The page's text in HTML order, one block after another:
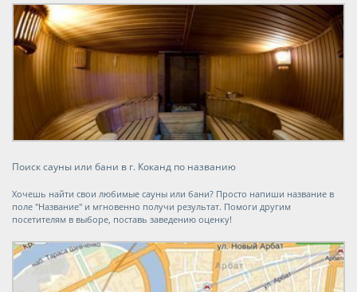
Поиск сауны или бани в г. Коканд по названию
Хочешь найти свои любимые сауны или бани? Просто напиши название в
поле "Название" и мгновенно получи результат. Помоги другим
посетителям в выборе, поставь заведению оценку!